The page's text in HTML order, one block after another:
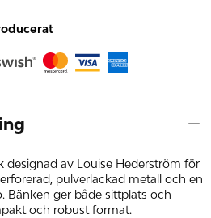
designad av Louise Hederström för
pulverlackad metall och en
Bänken ger både sittplats och
och robust format.